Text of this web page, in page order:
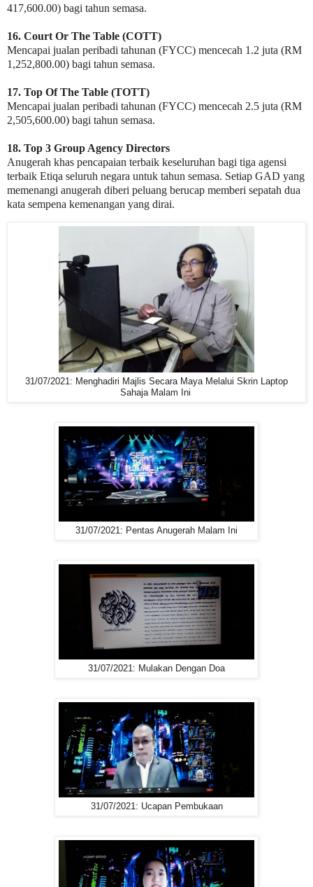
417,600.00) bagi tahun semasa.
16. Court Or The Table (COTT)
Mencapai jualan peribadi tahunan (FYCC) mencecah 1.2 juta (RM
1,252,800.00) bagi tahun semasa.
17. Top Of The Table (TOTT)
Mencapai jualan peribadi tahunan (FYCC) mencecah 2.5 juta (RM
2,505,600.00) bagi tahun semasa.
18. Top 3 Group Agency Directors
Anugerah khas pencapaian terbaik keseluruhan bagi tiga agensi
terbaik Etiqa seluruh negara untuk tahun semasa. Setiap GAD yang
memenangi anugerah diberi peluang berucap memberi sepatah dua
kata sempena kemenangan yang dirai.
31/07/2021: Menghadiri Majlis Secara Maya Melalui Skrin Laptop
Sahaja Malam Ini
31/07/2021: Pentas Anugerah Malam Ini
31/07/2021: Mulakan Dengan Doa
31/07/2021: Ucapan Pembukaan